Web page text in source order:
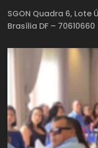
SGON Quadra 6, Lote
Brasília DF – 70610660